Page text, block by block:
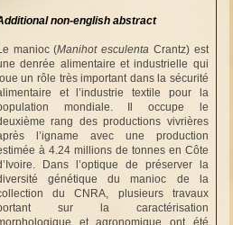
non-english abstract
manioc (Manihot esculentaCrantz) est
denrée alimentaire et industrielle qui
un rôle très important dans la sécurité
et l’industrie textile pour la
mondiale. Il occupe le
rang des productions vivrières
l’igname avec une production
à 4.24 millions de tonnes en Côte
Dans l’optique de préserver la
génétique du manioc de la
du CNRA, plusieurs travaux
sur la caractérisation